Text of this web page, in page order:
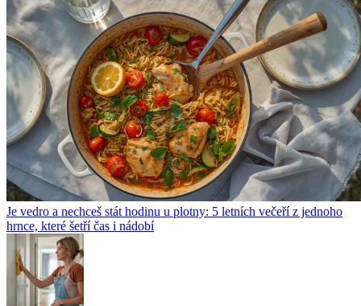
Je vedro a nechceš stát hodinu u plotny: 5 letních večeří z jednoho
hrnce, které šetří čas i nádobí